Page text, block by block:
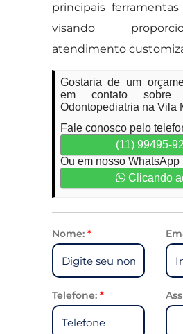
principais
visando
atendimento
Gostaria de um
em contato sobre
Odontopediatria na Vila
Fale conosco pelo
(11) 99495-
Ou em nosso WhatsApp
Clicando
Nome: *
Telefone: *